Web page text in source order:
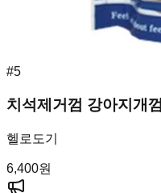
#5
치석제거껌 강아지개
헬로도기
6,400원